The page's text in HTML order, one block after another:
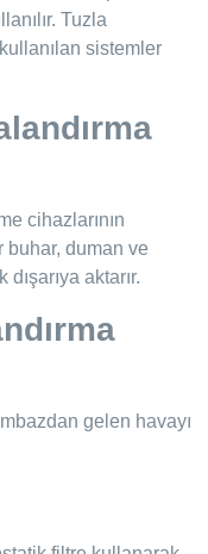
Tuzla
sistemler
cihazlarının
buhar, duman ve
aktarır.
gelen havayı